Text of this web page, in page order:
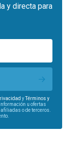
y directa para
yTérminos y
u ofertas
o de terceros.